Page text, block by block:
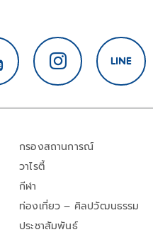
กรองสถานการณ์
วาไรตี้
กีฬา
ท่องเที่ยว – ศิลปวัฒนธรรม
ประชาสัมพันธ์